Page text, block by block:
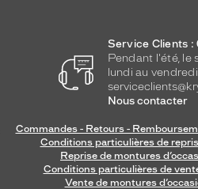
Service Clients
Pendant l'été, le
lundi au
Nous contacter
Commandes - Retours -
Conditions particulières de
Reprise de montures
Conditions particulières de
Vente de montures